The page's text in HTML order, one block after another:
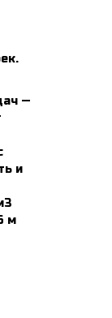
—
и
м